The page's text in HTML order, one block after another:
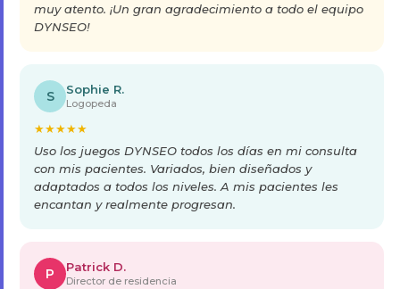
muy atento. ¡Un gran agradecimiento a todo el equipo
DYNSEO!
S Sophie R.
Logopeda
★★★★★
Uso los juegos DYNSEO todos los días en mi consulta
con mis pacientes. Variados, bien diseñados y
adaptados a todos los niveles. A mis pacientes les
encantan y realmente progresan.
P Patrick D.
Director de residencia